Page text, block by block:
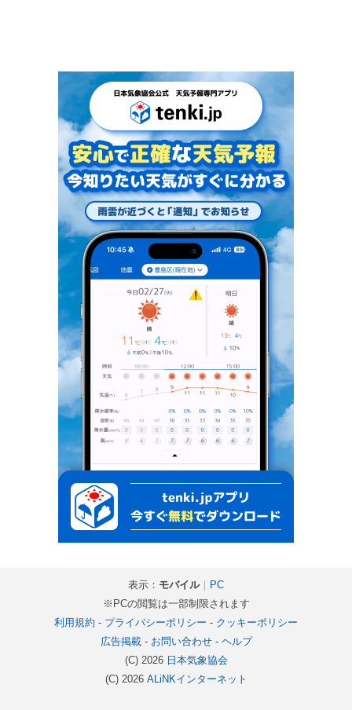
表示： モバイル｜ PC
※PCの閲覧は一部制限されます
利用規約 - プライバシーポリシー - クッキーポリシー
広告掲載- お問い合わせ- ヘルプ
(C) 2026 日本気象協会
(C) 2026 ALiNKインターネット